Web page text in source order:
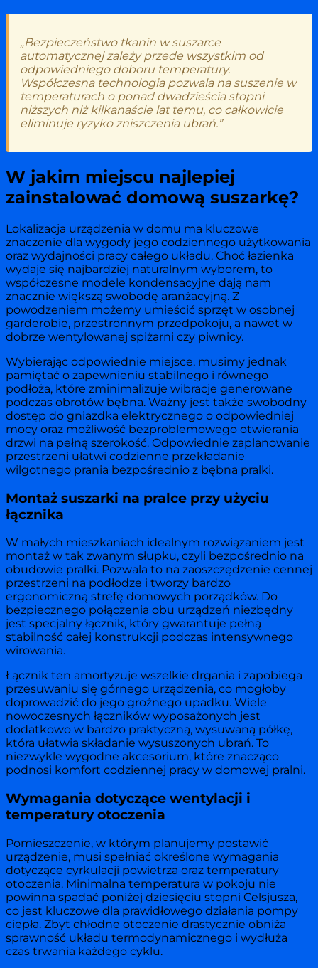
„Bezpieczeństwo tkanin w suszarce
automatycznej zależy przede wszystkim od
odpowiedniego doboru temperatury.
Współczesna technologia pozwala na suszenie w
temperaturach o ponad dwadzieścia stopni
niższych niż kilkanaście lat temu, co całkowicie
eliminuje ryzyko zniszczenia ubrań.”
W jakim miejscu najlepiej
zainstalować domową suszarkę?
Lokalizacja urządzenia w domu ma kluczowe
znaczenie dla wygody jego codziennego użytkowania
oraz wydajności pracy całego układu. Choć łazienka
wydaje się najbardziej naturalnym wyborem, to
współczesne modele kondensacyjne dają nam
znacznie większą swobodę aranżacyjną. Z
powodzeniem możemy umieścić sprzęt w osobnej
garderobie, przestronnym przedpokoju, a nawet w
dobrze wentylowanej spiżarni czy piwnicy.
Wybierając odpowiednie miejsce, musimy jednak
pamiętać o zapewnieniu stabilnego i równego
podłoża, które zminimalizuje wibracje generowane
podczas obrotów bębna. Ważny jest także swobodny
dostęp do gniazdka elektrycznego o odpowiedniej
mocy oraz możliwość bezproblemowego otwierania
drzwi na pełną szerokość. Odpowiednie zaplanowanie
przestrzeni ułatwi codzienne przekładanie
wilgotnego prania bezpośrednio z bębna pralki.
Montaż suszarki na pralce przy użyciu
łącznika
W małych mieszkaniach idealnym rozwiązaniem jest
montaż w tak zwanym słupku, czyli bezpośrednio na
obudowie pralki. Pozwala to na zaoszczędzenie cennej
przestrzeni na podłodze i tworzy bardzo
ergonomiczną strefę domowych porządków. Do
bezpiecznego połączenia obu urządzeń niezbędny
jest specjalny łącznik, który gwarantuje pełną
stabilność całej konstrukcji podczas intensywnego
wirowania.
Łącznik ten amortyzuje wszelkie drgania i zapobiega
przesuwaniu się górnego urządzenia, co mogłoby
doprowadzić do jego groźnego upadku. Wiele
nowoczesnych łączników wyposażonych jest
dodatkowo w bardzo praktyczną, wysuwaną półkę,
która ułatwia składanie wysuszonych ubrań. To
niezwykle wygodne akcesorium, które znacząco
podnosi komfort codziennej pracy w domowej pralni.
Wymagania dotyczące wentylacji i
temperatury otoczenia
Pomieszczenie, w którym planujemy postawić
urządzenie, musi spełniać określone wymagania
dotyczące cyrkulacji powietrza oraz temperatury
otoczenia. Minimalna temperatura w pokoju nie
powinna spadać poniżej dziesięciu stopni Celsjusza,
co jest kluczowe dla prawidłowego działania pompy
ciepła. Zbyt chłodne otoczenie drastycznie obniża
sprawność układu termodynamicznego i wydłuża
czas trwania każdego cyklu.